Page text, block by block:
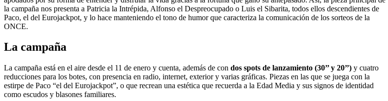
la campaña nos presenta a Patricia la Intrépida, Alfonso el Despreocupado o Luis el Sibarita, todos ellos descendientes de
Paco, el del Eurojackpot, y lo hace manteniendo el tono de humor que caracteriza la comunicación de los sorteos de la
ONCE.
La campaña
La campaña está en el aire desde el 11 de enero y cuenta, además de con dos spots de lanzamiento (30’’ y 20’’) y cuatro
reducciones para los botes, con presencia en radio, internet, exterior y varias gráficas. Piezas en las que se juega con la
estirpe de Paco “el del Eurojackpot”, o que recrean una estética que recuerda a la Edad Media y sus signos de identidad
como escudos y blasones familiares.